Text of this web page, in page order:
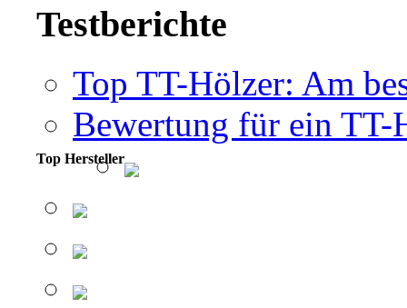
Testberichte
Top TT-Hölzer: Am
Bewertung für ein TT-
Top Hersteller